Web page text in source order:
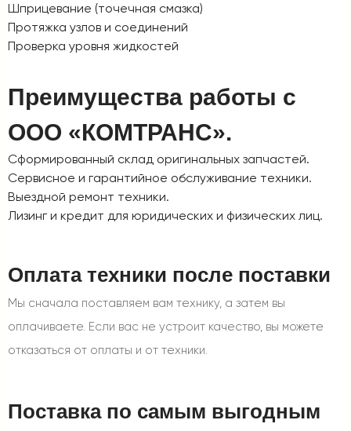
Шприцевание (точечная смазка)
Протяжка узлов и соединений
Проверка уровня жидкостей
Преимущества работы с
ООО «КОМТРАНС».
Сформированный склад оригинальных запчастей.
Сервисное и гарантийное обслуживание техники.
Выездной ремонт техники.
Лизинг и кредит для юридических и физических лиц.
Оплата техники после поставки
Мы сначала поставляем вам технику, а затем вы
оплачиваете. Если вас не устроит качество, вы можете
отказаться от оплаты и от техники.
Поставка по самым выгодным